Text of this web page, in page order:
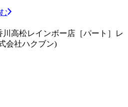
高松レインボー店［パート］レ
会社ハクブン)